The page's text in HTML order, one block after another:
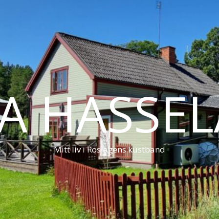
Mitt liv i Roslagens kustband